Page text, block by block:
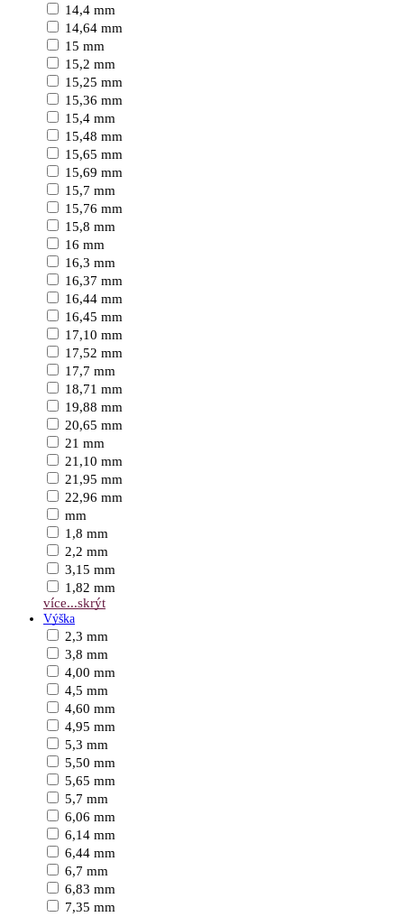
14,4 mm
14,64 mm
15 mm
15,2 mm
15,25 mm
15,36 mm
15,4 mm
15,48 mm
15,65 mm
15,69 mm
15,7 mm
15,76 mm
15,8 mm
16 mm
16,3 mm
16,37 mm
16,44 mm
16,45 mm
17,10 mm
17,52 mm
17,7 mm
18,71 mm
19,88 mm
20,65 mm
21 mm
21,10 mm
21,95 mm
22,96 mm
mm
1,8 mm
2,2 mm
3,15 mm
1,82 mm
více...skrýt
Výška
2,3 mm
3,8 mm
4,00 mm
4,5 mm
4,60 mm
4,95 mm
5,3 mm
5,50 mm
5,65 mm
5,7 mm
6,06 mm
6,14 mm
6,44 mm
6,7 mm
6,83 mm
7,35 mm